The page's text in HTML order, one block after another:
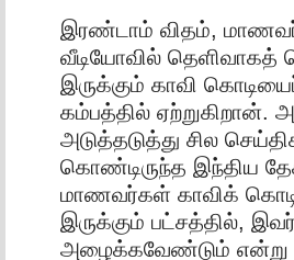
இரண்டாம் விதம்,
வீடியோவில் தெளிவாகத்
இருக்கும் காவி
கம்பத்தில் ஏற்றுகிறான்.
அடுத்தடுத்து சில
கொண்டிருந்த இந்திய
மாணவர்கள் காவிக்
இருக்கும் பட்சத்தில்,
அழைக்கவேண்டும் என்று